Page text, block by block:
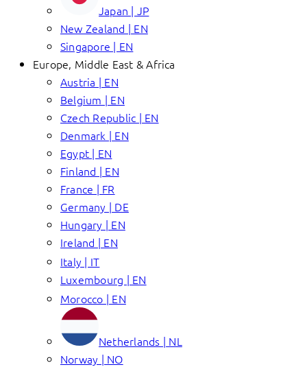
Japan | JP
New Zealand | EN
Singapore | EN
Europe, Middle East & Africa
Austria | EN
Belgium | EN
Czech Republic | EN
Denmark | EN
Egypt | EN
Finland | EN
France | FR
Germany | DE
Hungary | EN
Ireland | EN
Italy | IT
Luxembourg | EN
Morocco | EN
Netherlands | NL
Norway | NO